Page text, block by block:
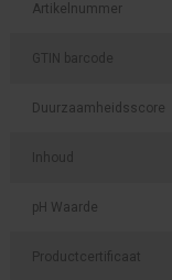
Artikelnummer
GTIN barcode
Duurzaamheidsscore
Inhoud
pH Waarde
Productcertificaat